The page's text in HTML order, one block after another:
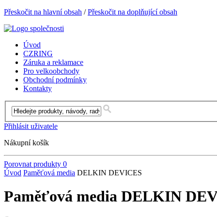
Přeskočit na hlavní obsah /Přeskočit na doplňující obsah
Úvod
CZRING
Záruka a reklamace
Pro velkoobchody
Obchodní podmínky
Kontakty
Přihlásit uživatele
Nákupní košík
Porovnat produkty 0
Úvod Paměťová media DELKIN DEVICES
Paměťová media DELKIN